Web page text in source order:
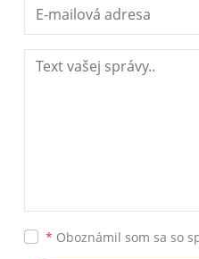
* Oboznámil som sa so